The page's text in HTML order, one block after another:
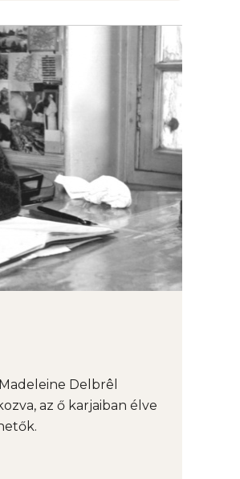
Delbrêl
az ő karjaiban élve